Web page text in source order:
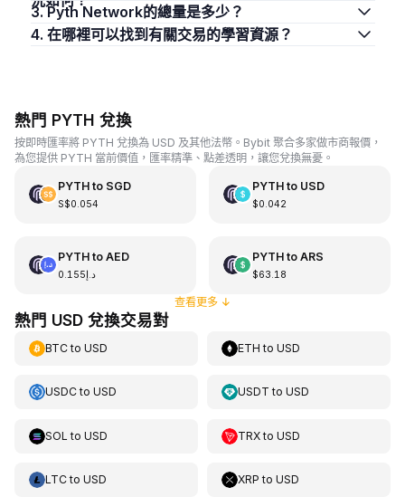
3. Pyth Network的總量是多少？
4. 在哪裡可以找到有關交易的學習資源？
熱門 PYTH 兌換
按即時匯率將 PYTH 兌換為 USD 及其他法幣。Bybit 聚合多家做市商報價，
為您提供 PYTH 當前價值，匯率精準、點差透明，讓您兌換無憂。
PYTHto SGD
S$0.054
PYTHto USD
$0.042
PYTHto AED
د.إ0.155
PYTHto ARS
$63.18
查看更多↓
熱門 USD 兌換交易對
BTCto USD ETH toUSD
USDCto USD USDT toUSD
SOL to USD TRXtoUSD
LTCto USD XRP toUSD